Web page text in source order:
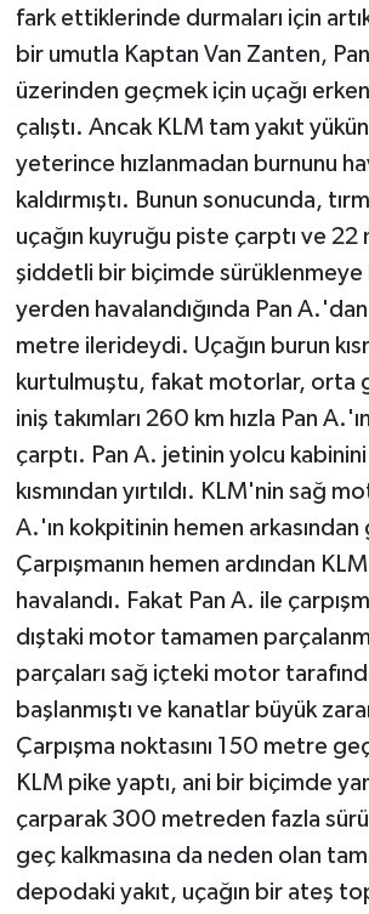
fark ettiklerinde durmaları için
bir umutla Kaptan Van Zanten, Pan
üzerinden geçmek için uçağı
çalıştı. Ancak KLM tam yakıt
yeterince hızlanmadan burnunu
kaldırmıştı. Bunun sonucunda,
uçağın kuyruğu piste çarptı ve
şiddetli bir biçimde sürüklenmeye
yerden havalandığında Pan
metre ilerideydi. Uçağın burun
kurtulmuştu, fakat motorlar, orta
iniş takımları 260 km hızla Pan
çarptı. Pan A. jetinin yolcu kabinini
kısmından yırtıldı. KLM'nin sağ
A.'ın kokpitinin hemen
Çarpışmanın hemen ardından
havalandı. Fakat Pan A. ile
dıştaki motor tamamen
parçaları sağ içteki motor
başlanmıştı ve kanatlar büyük
Çarpışma noktasını 150 metre
KLM pike yaptı, ani bir biçimde
çarparak 300 metreden fazla
geç kalkmasına da neden olan
depodaki yakıt, uçağın bir ateş